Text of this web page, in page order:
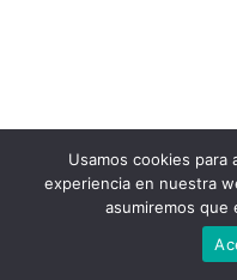
Usamos cookies para
experiencia en nuestra
asumiremos que